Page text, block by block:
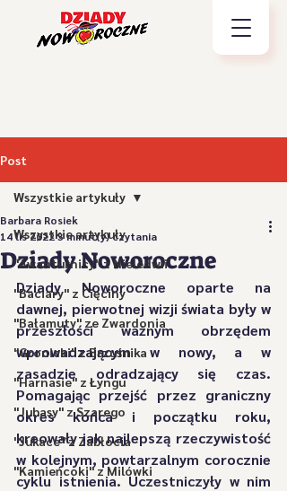
Post
Wszystkie artykuły
"Awanturnicy" z Nieledwii
"Baciary" z Cięciny
"Bałamuty" ze Zwardonia
"Gronicki" z Brzuśnika
"Harnasie" z Łyngu
"Juhasy" z Szarego
"Jukace" z Zabłocia
"Kamieńcoki" z Milówki
Wszystkie artykuły
Dziady Noworoczne
Barbara Rosiek
14 lis 20223 minut(y) czytania
Dziady Noworoczne oparte na
dawnej, pierwotnej wizji świata były w
przeszłości ważnym obrzędem
wprowadzającym w nowy, a w
zasadzie odradzający się czas.
Pomagając przejść przez graniczny
okres końca i początku roku,
kreowały jak najlepszą rzeczywistość
w kolejnym, powtarzalnym corocznie
cyklu istnienia. Uczestniczyły w nim